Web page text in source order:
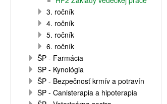
3. ročník
4. ročník
5. ročník
6. ročník
ŠP - Farmácia
ŠP - Kynológia
ŠP - Bezpečnosť krmív a potravín
ŠP - Canisterapia a hipoterapia